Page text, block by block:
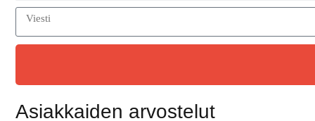
Asiakkaiden arvostelut